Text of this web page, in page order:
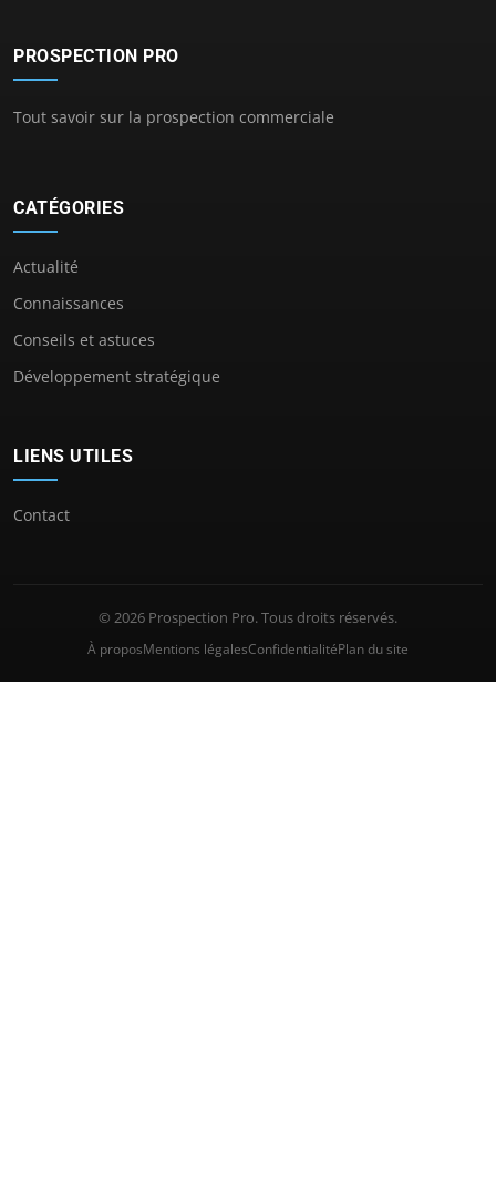
PROSPECTION PRO
Tout savoir sur la prospection commerciale
CATÉGORIES
Actualité
Connaissances
Conseils et astuces
Développement stratégique
LIENS UTILES
Contact
© 2026 Prospection Pro. Tous droits réservés.
À proposMentions légalesConfidentialitéPlan du site